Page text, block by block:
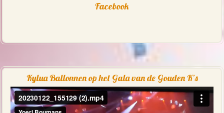
Facebook
Kylua Ballonnen op het Gala van de Gouden K’s
Videospeler